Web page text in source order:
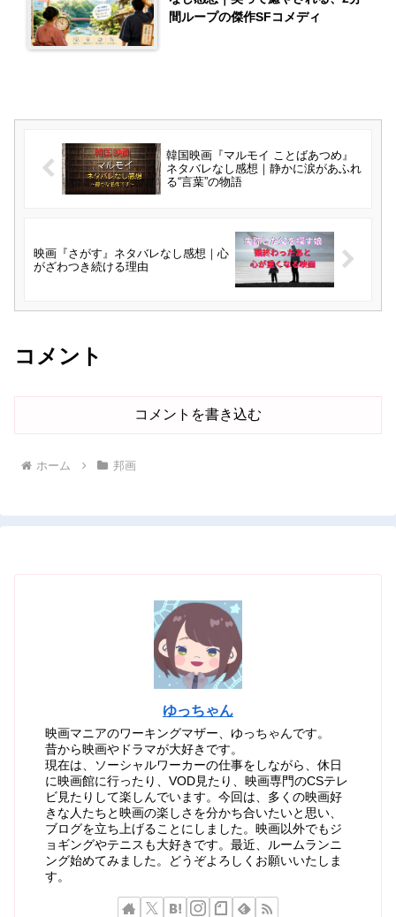
間ループの傑作SFコメディ
韓国映画『マルモイ ことばあつめ』
ネタバレなし感想｜静かに涙があふれ
る“言葉”の物語
映画『さがす』ネタバレなし感想｜心
がざわつき続ける理由
コメント
コメントを書き込む
ホーム 邦画
ゆっちゃん
映画マニアのワーキングマザー、ゆっちゃんです。
昔から映画やドラマが大好きです。
現在は、ソーシャルワーカーの仕事をしながら、休日
に映画館に行ったり、VOD見たり、映画専門のCSテレ
ビ見たりして楽しんでいます。今回は、多くの映画好
きな人たちと映画の楽しさを分かち合いたいと思い、
ブログを立ち上げることにしました。映画以外でもジ
ョギングやテニスも大好きです。最近、ルームランニ
ング始めてみました。どうぞよろしくお願いいたしま
す。